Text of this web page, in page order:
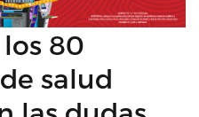
80
salud